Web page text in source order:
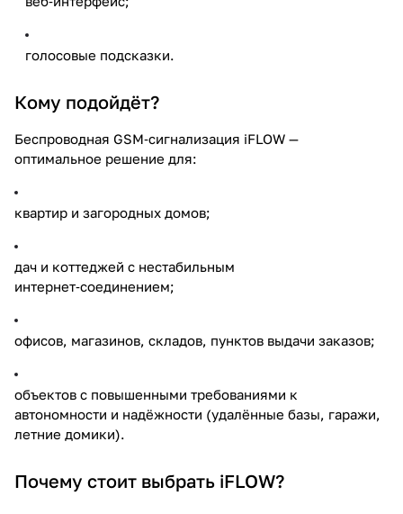
голосовые подсказки.
Кому подойдёт?
Беспроводная GSM‑сигнализация iFLOW —
оптимальное решение для:
квартир и загородных домов;
дач и коттеджей с нестабильным
интернет‑соединением;
офисов, магазинов, складов, пунктов выдачи заказов;
объектов с повышенными требованиями к
автономности и надёжности (удалённые базы, гаражи,
летние домики).
Почему стоит выбрать iFLOW?